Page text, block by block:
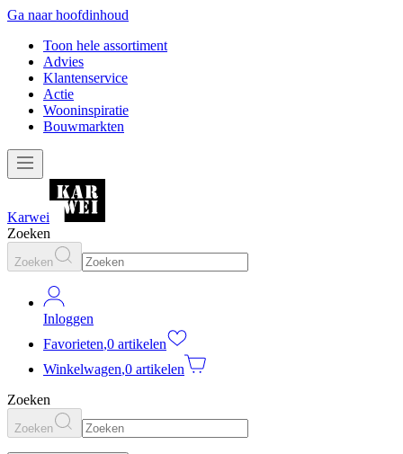
Ga naar hoofdinhoud
Toon hele assortiment
Advies
Klantenservice
Actie
Wooninspiratie
Bouwmarkten
Karwei
Zoeken
Zoeken
Inloggen
Favorieten,0 artikelen
Winkelwagen,0 artikelen
Zoeken
Zoeken